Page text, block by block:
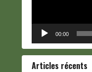
00:00
Articles récents